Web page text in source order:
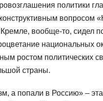
политики
вопросом
Кремле, вообще-то,
национальных
ростом политических
страны.
а попали в Россию» –